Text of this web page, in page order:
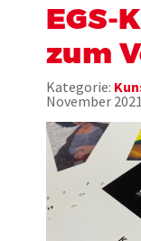
EGS-
zum
Kategorie:
November 2021